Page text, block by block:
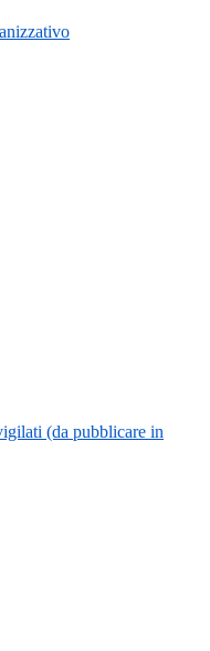
(da pubblicare in